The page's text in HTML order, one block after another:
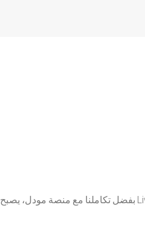
بفضل تكاملنا مع منصة مودل، يصبح LiveWebinar جزءًا لا يتجزأ من نظام إدارة التعلم الخاص بك. يمكنك تنظيم دروس مباشرة، وجلسات تدريبية، وندوات عبر الإنترنت دون مغادرة